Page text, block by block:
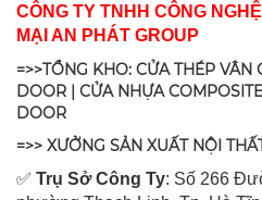
CÔNG TY TNHH CÔNG
MẠI AN PHÁT GROUP
=>>TỔNG KHO: CỬA THÉP
DOOR | CỬA NHỰA
DOOR
=>> XƯỞNG SẢN XUẤT NỘI
✅ Trụ Sở Công Ty: Số 266